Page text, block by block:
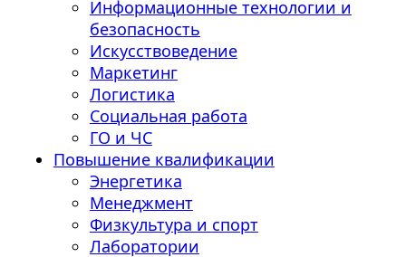
Информационные технологии и
безопасность
Искусствоведение
Маркетинг
Логистика
Социальная работа
ГО и ЧС
Повышение квалификации
Энергетика
Менеджмент
Физкультура и спорт
Лаборатории